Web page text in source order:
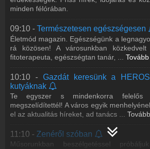
témákkal Pap Csilla személytervezési
Palkó Zsuzsival
13:40 - Zöldellő utakon
Környezettudatos, zöld magazin a
közreműködésével. Kecskés Tímea,
Balázs Kata hozzák a hétköznapi péld...
15:10 -Hűha! (Technológia és
Tudományos műsorunkban Theisz
fizikatanárral beszélgetünk a technológia,
egy laikus kérdésein át megvilágítva...
16:40 - Lokálpatrióta
Időutazásra invitáljuk a hallgatókat! A
minden félórában.
09:10 - Természetesen egészségesen
Életmód magazin. Egészségünk a
rá közösen! A városunkban
fitoterapeuta, egészségtan tanár,
10:10 - Gazdát keresünk a
kutyáknak
Te egyszer s mindenkorra
megszelídítettél! A város egyik
el az aktualitás híreket, ad tanács
11:10 - Zenéről szóban
Műsorunkban beszélgetéssel